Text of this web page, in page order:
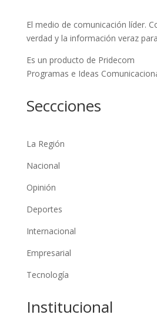
El medio de comunicación líder.
verdad y la información veraz
Es un producto de Pridecom
Programas e Ideas
Seccciones
La Región
Nacional
Opinión
Deportes
Internacional
Empresarial
Tecnología
Institucional